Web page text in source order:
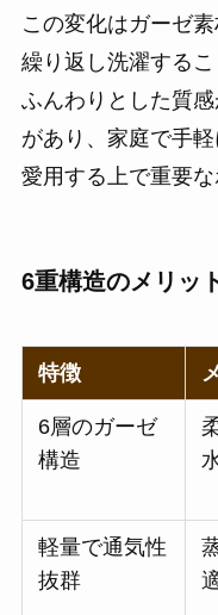
この変化はガーゼ
繰り返し洗濯する
ふんわりとした質
があり、家庭で手
愛用する上で重要な
6重構造のメリッ
特徴
6層のガーゼ
構造
軽量で通気性
抜群